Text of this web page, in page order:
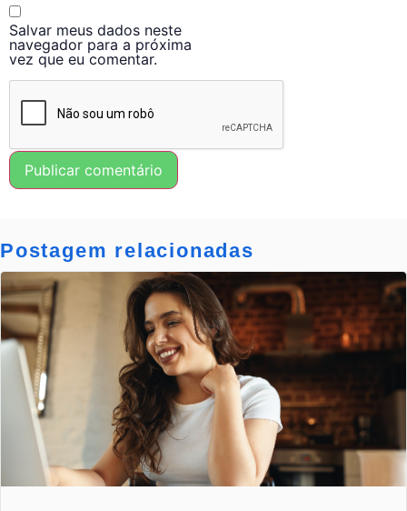
Salvar meus dados neste
navegador para a próxima
vez que eu comentar.
Postagem relacionadas